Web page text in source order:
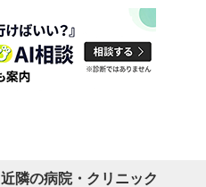
近隣の病院・クリニック